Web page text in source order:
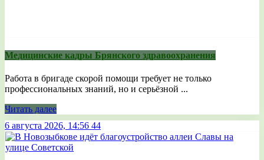
Медицинские кадры Брянского здравоохранения
Работа в бригаде скорой помощи требует не только
профессиональных знаний, но и серьёзной ...
Читать далее
6 августа 2026, 14:56 44